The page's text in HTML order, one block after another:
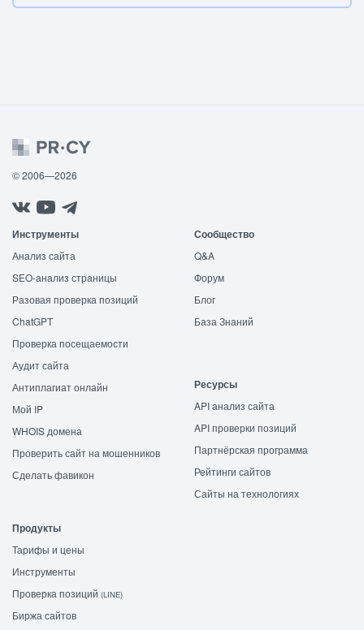
© 2006—2026
Инструменты
Анализ сайта
SEO-анализ страницы
Разовая проверка позиций
ChatGPT
Проверка посещаемости
Аудит сайта
Антиплагиат онлайн
Мой IP
WHOIS домена
Проверить сайт на мошенников
Сделать фавикон
Сообщество
Q&A
Форум
Блог
База Знаний
Ресурсы
API анализ сайта
API проверки позиций
Партнёрская программа
Рейтинги сайтов
Сайты на технологиях
Продукты
Тарифы и цены
Инструменты
Проверка позиций (LINE)
Биржа сайтов